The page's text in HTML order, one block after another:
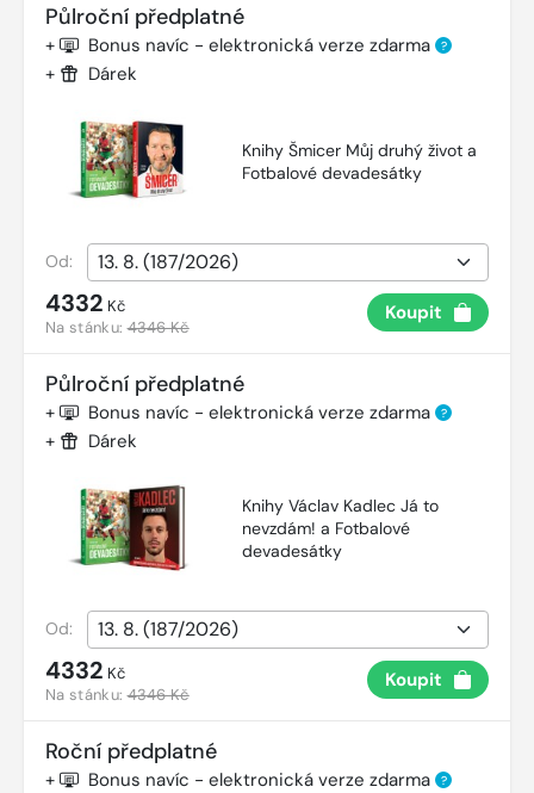
Půlroční předplatné
+ Bonus navíc - elektronická verze zdarma ?
+ Dárek
Knihy Šmicer Můj druhý život a
Fotbalové devadesátky
Od:
4332 Kč
Na stánku:4346 Kč
Koupit
Půlroční předplatné
+ Bonus navíc - elektronická verze zdarma ?
+ Dárek
Knihy Václav Kadlec Já to
nevzdám! a Fotbalové
devadesátky
Od:
4332 Kč
Na stánku:4346 Kč
Koupit
Roční předplatné
+ Bonus navíc - elektronická verze zdarma ?